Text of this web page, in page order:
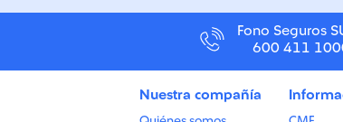
Fono Seguros
600 411
Nuestra compañía